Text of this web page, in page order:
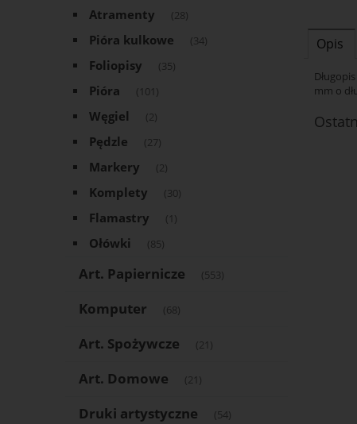
Atramenty (28)
Pióra kulkowe (34)
Foliopisy (35)
Pióra (101)
Węgiel (2)
Pędzle (27)
Markery (2)
Komplety (30)
Flamastry (1)
Ołówki (85)
Art. Papiernicze (553)
Komputer (68)
Art. Spożywcze (21)
Art. Domowe (21)
Druki artystyczne (54)
Opis
mm o